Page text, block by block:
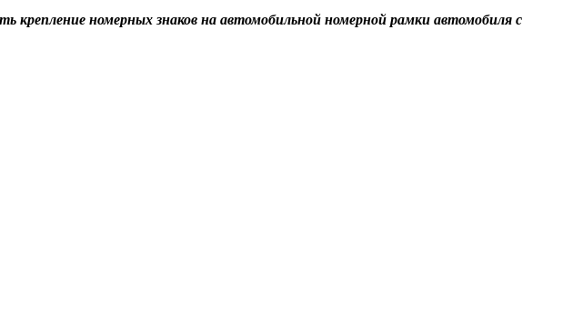
крепление номерных знаков на автомобильной номерной рамки автомобиля с